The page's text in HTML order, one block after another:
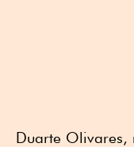
Duarte